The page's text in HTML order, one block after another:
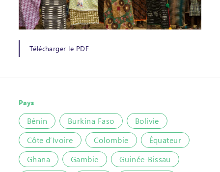
Télécharger le PDF
Pays
Bénin Burkina Faso
Bolivie
Côte d’Ivoire
Colombie
Équateur
Ghana
Gambie
Guinée-Bissau